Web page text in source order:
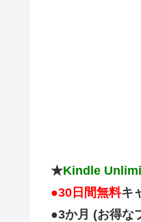
★Kindle
●30日間無料キ
●3か月 (お得な